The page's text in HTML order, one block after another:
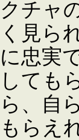
クチャ
く見ら
に忠実
しても
ら、自
もらえ